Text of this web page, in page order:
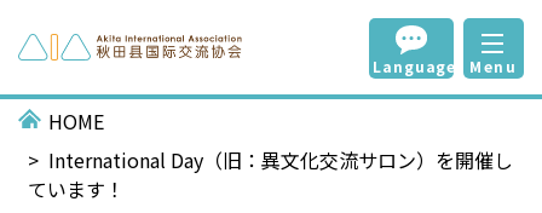
Language Menu
HOME
International Day（旧：異文化交流サロン）を開催し
ています！